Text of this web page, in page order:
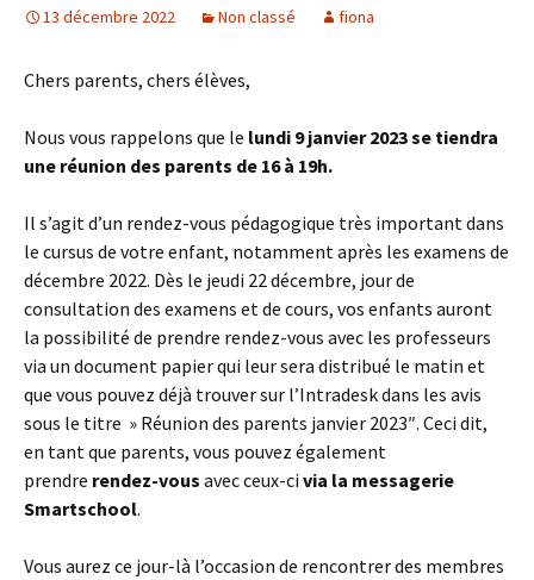
13 décembre 2022 Non classé fiona
Chers parents, chers élèves,
Nous vous rappelons que le lundi 9 janvier 2023 se tiendra
une réunion des parents de 16 à 19h.
Il s’agit d’un rendez-vous pédagogique très important dans
le cursus de votre enfant, notamment après les examens de
décembre 2022. Dès le jeudi 22 décembre, jour de
consultation des examens et de cours, vos enfants auront
la possibilité de prendre rendez-vous avec les professeurs
via un document papier qui leur sera distribué le matin et
que vous pouvez déjà trouver sur l’Intradesk dans les avis
sous le titre » Réunion des parents janvier 2023″. Ceci dit,
en tant que parents, vous pouvez également
prendre rendez-vous avec ceux-ci via la messagerie
Smartschool.
Vous aurez ce jour-là l’occasion de rencontrer des membres